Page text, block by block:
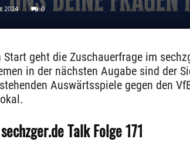
2024 0
geht die Zuschauerfrage im
in der nächsten Augabe sind der
Auswärtsspiele gegen den
Talk Folge 171